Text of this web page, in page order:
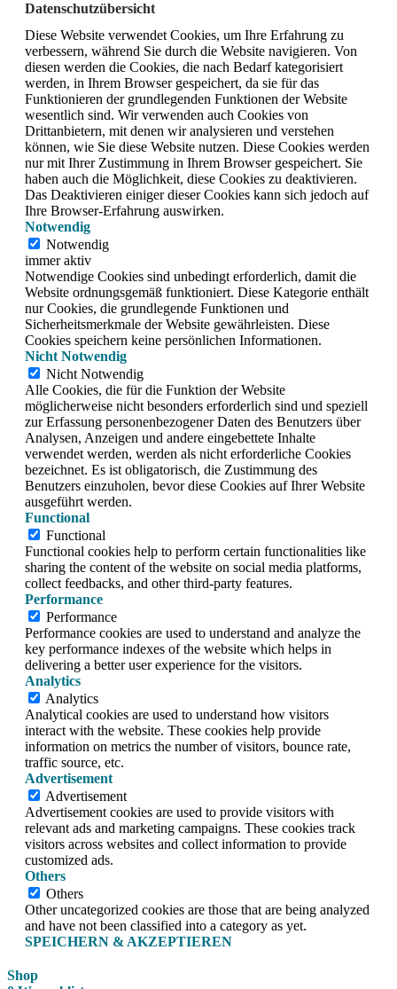
Datenschutzübersicht
Diese Website verwendet Cookies, um Ihre Erfahrung zu
verbessern, während Sie durch die Website navigieren. Von
diesen werden die Cookies, die nach Bedarf kategorisiert
werden, in Ihrem Browser gespeichert, da sie für das
Funktionieren der grundlegenden Funktionen der Website
wesentlich sind. Wir verwenden auch Cookies von
Drittanbietern, mit denen wir analysieren und verstehen
können, wie Sie diese Website nutzen. Diese Cookies werden
nur mit Ihrer Zustimmung in Ihrem Browser gespeichert. Sie
haben auch die Möglichkeit, diese Cookies zu deaktivieren.
Das Deaktivieren einiger dieser Cookies kann sich jedoch auf
Ihre Browser-Erfahrung auswirken.
Notwendig
Notwendig
immer aktiv
Notwendige Cookies sind unbedingt erforderlich, damit die
Website ordnungsgemäß funktioniert. Diese Kategorie enthält
nur Cookies, die grundlegende Funktionen und
Sicherheitsmerkmale der Website gewährleisten. Diese
Cookies speichern keine persönlichen Informationen.
Nicht Notwendig
Nicht Notwendig
Alle Cookies, die für die Funktion der Website
möglicherweise nicht besonders erforderlich sind und speziell
zur Erfassung personenbezogener Daten des Benutzers über
Analysen, Anzeigen und andere eingebettete Inhalte
verwendet werden, werden als nicht erforderliche Cookies
bezeichnet. Es ist obligatorisch, die Zustimmung des
Benutzers einzuholen, bevor diese Cookies auf Ihrer Website
ausgeführt werden.
Functional
Functional
Functional cookies help to perform certain functionalities like
sharing the content of the website on social media platforms,
collect feedbacks, and other third-party features.
Performance
Performance
Performance cookies are used to understand and analyze the
key performance indexes of the website which helps in
delivering a better user experience for the visitors.
Analytics
Analytics
Analytical cookies are used to understand how visitors
interact with the website. These cookies help provide
information on metrics the number of visitors, bounce rate,
traffic source, etc.
Advertisement
Advertisement
Advertisement cookies are used to provide visitors with
relevant ads and marketing campaigns. These cookies track
visitors across websites and collect information to provide
customized ads.
Others
Others
Other uncategorized cookies are those that are being analyzed
and have not been classified into a category as yet.
SPEICHERN & AKZEPTIEREN
Shop